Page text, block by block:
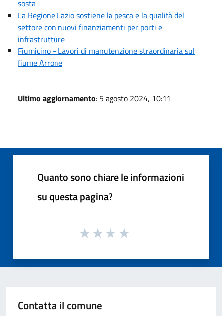
sosta
La Regione Lazio sostiene la pesca e la qualità del
settore con nuovi finanziamenti per porti e
infrastrutture
Fiumicino - Lavori di manutenzione straordinaria sul
fiume Arrone
Ultimo aggiornamento: 5 agosto 2024, 10:11
Quanto sono chiare le informazioni
su questa pagina?
Contatta il comune